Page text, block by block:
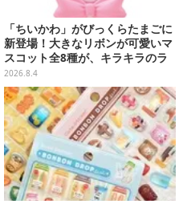
「ちいかわ」がびっくらたまごに
新登場！大きなリボンが可愛いマ
スコット全8種が、キラキラのラ
メ入り入浴剤から飛び出す
2026.8.4